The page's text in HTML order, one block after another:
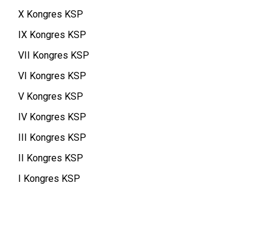
X Kongres KSP
IX Kongres KSP
VII Kongres KSP
VI Kongres KSP
V Kongres KSP
IV Kongres KSP
III Kongres KSP
II Kongres KSP
I Kongres KSP